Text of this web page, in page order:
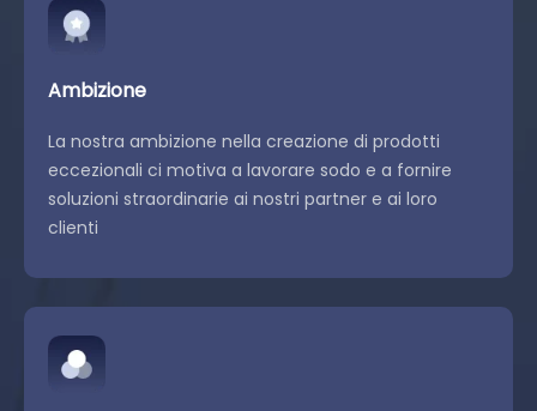
Ambizione
La nostra ambizione nella creazione di prodotti
eccezionali ci motiva a lavorare sodo e a fornire
soluzioni straordinarie ai nostri partner e ai loro
clienti